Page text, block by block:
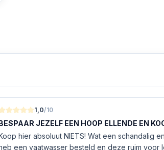
1,0/10
JEZELF EEN HOOP ELLENDE EN
hier absoluut NIETS! Wat een schandalig
een vaatwasser besteld en deze ruim voor